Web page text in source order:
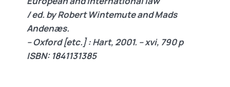
/ ed. by Robert Wintemute and Mads
Andenæs.
– Oxford [etc.] : Hart, 2001. – xvi, 790 p
ISBN: 1841131385